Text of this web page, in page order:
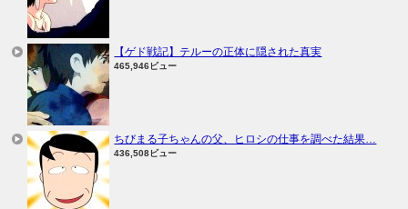
【ゲド戦記】テルーの正体に隠された真実
465,946ビュー
ちびまる子ちゃんの父、ヒロシの仕事を調べた結果…
436,508ビュー